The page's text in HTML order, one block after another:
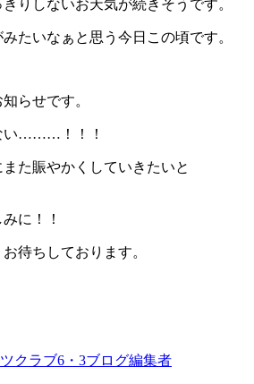
りしないお天気が続きそうです。
たいなぁと思う今日この頃です。
らせです。
い………！！！
た賑やかくしていきたいと
に！！
待ちしております。
クラブ6・3ブログ編集者